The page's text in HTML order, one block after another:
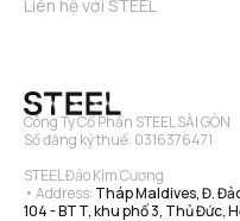
Công Ty Cổ Phần STEEL SÀI GÒN
Số đăng ký thuế: 0316376471
STEEL Đảo Kim Cương
• Address: Tháp Maldives, Đ.
104 - BTT, khu phố 3, Thủ Đức,
Liên hệ với STEEL